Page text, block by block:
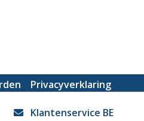
Klantenservice BE
Privacyverklaring